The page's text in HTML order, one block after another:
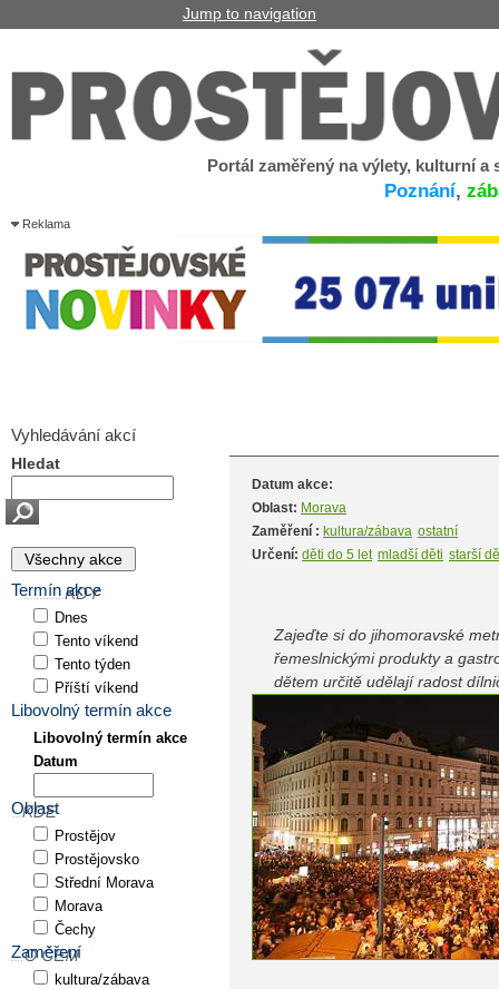
Jump to navigation
Portál zaměřený na výlety, kulturní
Poznání,
Reklama
Datum akce:
Oblast: Morava
Zaměření : kultura/zábava ostatní
Určení: děti do 5 let mladší děti starší
Zajeďte si do jihomoravské
řemeslnickými produkty a
dětem určitě udělají radost
Vyhledávání akcí
Hledat
Termín akce
Dnes
Tento víkend
Tento týden
Příští víkend
Libovolný termín akce
Libovolný termín akce
Datum
Oblast
Prostějov
Prostějovsko
Střední Morava
Morava
Čechy
Zaměření
kultura/zábava